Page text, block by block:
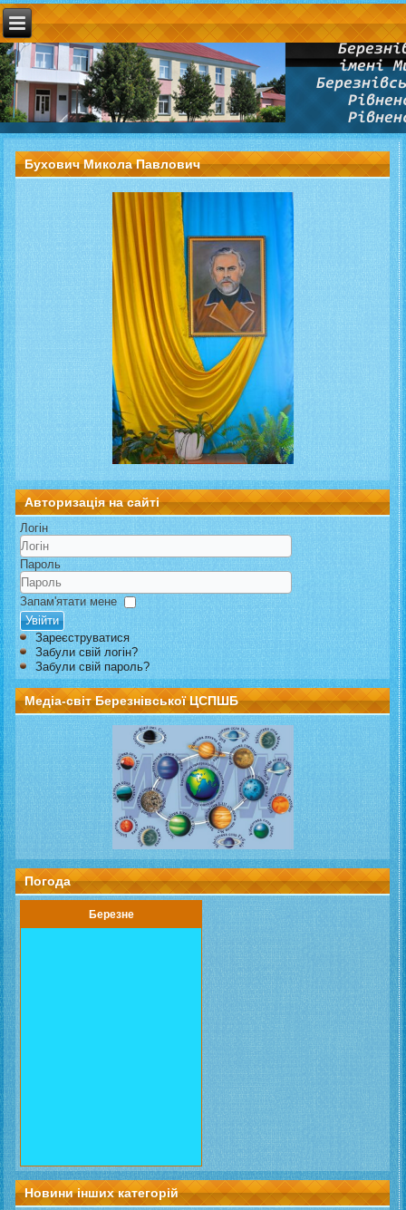
Бухович Микола Павлович
Авторизація на сайті
Логін
Пароль
Запам'ятати мене
Увійти
Зареєструватися
Забули свій логін?
Забули свій пароль?
Медіа-світ Березнівської ЦСПШБ
Погода
Березне
Новини інших категорій